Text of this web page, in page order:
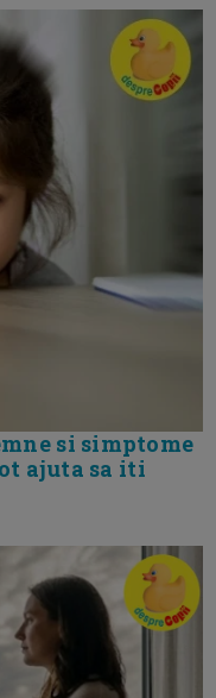
si simptome
ajuta sa iti